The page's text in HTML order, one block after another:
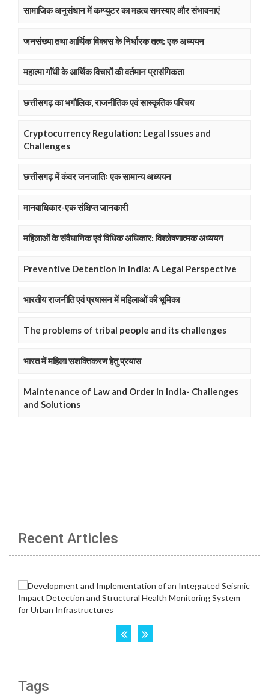
सामाजिक अनुसंधान में कम्प्युटर का महत्व समस्याए और संभावनाएं
जनसंख्या तथा आर्थिक विकास के निर्धारक तत्व: एक अध्ययन
महात्मा गाॅंधी के आर्थिक विचारों की वर्तमान प्रासंगिकता
छत्तीसगढ़ का भगौलिक, राजनीतिक एवं सास्कृतिक परिचय
Cryptocurrency Regulation: Legal Issues and
Challenges
छत्तीसगढ़ में कंवर जनजातिः एक सामान्य अध्ययन
मानवाधिकार-एक संक्षिप्त जानकारी
महिलाओं के संवैधानिक एवं विधिक अधिकार: विश्लेषणात्मक अध्ययन
Preventive Detention in India: A Legal Perspective
भारतीय राजनीति एवं प्रषासन में महिलाओं की भूमिका
The problems of tribal people and its challenges
भारत में महिला सशक्तिकरण हेतु प्रयास
Maintenance of Law and Order in India- Challenges
and Solutions
Recent Articles
Tags